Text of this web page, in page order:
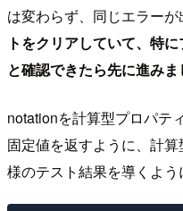
は変わらず、同じエラーが
トをクリアしていて、特
と確認できたら先に進みま
notationを計算型プロパテ
固定値を返すように、計
様のテスト結果を導くよう